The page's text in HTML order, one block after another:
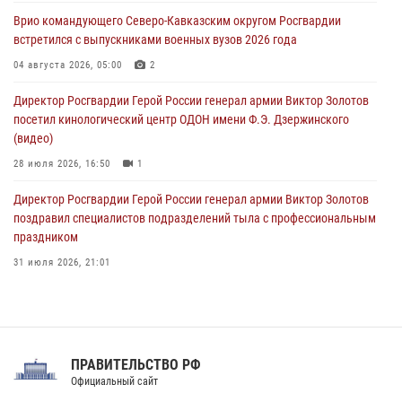
Всероссийская ведомственная акции «Каникулы с Росгвардией
проходит в Сибири
Врио командующего Северо-Кавказским округом Росгвардии
встретился с выпускниками военных вузов 2026 года
04 августа 2026, 05:00 2
Директор Росгвардии Герой России генерал армии Виктор Золотов
посетил кинологический центр ОДОН имени Ф.Э. Дзержинского
(видео)
28 июля 2026, 16:50 1
Директор Росгвардии Герой России генерал армии Виктор Золотов
поздравил специалистов подразделений тыла с профессиональным
праздником
31 июля 2026, 21:01
Праздник «Один день с Росгвардией» к 105-летию Центрального
ПРАВИТЕЛЬСТВО РФ
Официальный сайт